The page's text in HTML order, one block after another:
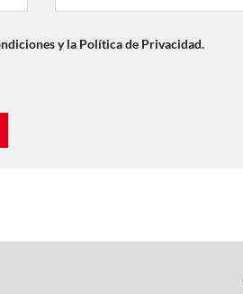
y la Política de Privacidad.